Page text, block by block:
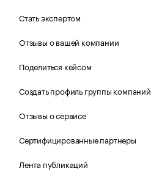
Стать экспертом
Отзывы о вашей компании
Поделиться кейсом
Создать профиль группы компаний
Отзывы о сервисе
Сертифицированные партнеры
Лента публикаций